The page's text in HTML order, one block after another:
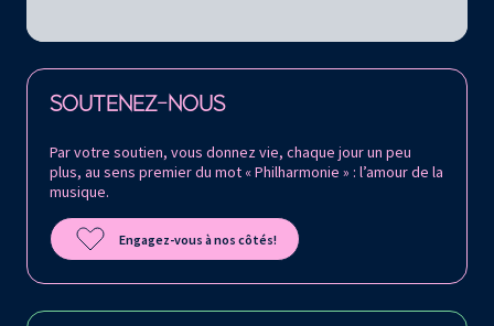
SOUTENEZ-NOUS
Par votre soutien, vous donnez vie, chaque jour un peu
plus, au sens premier du mot « Philharmonie » : l’amour de la
musique.
Engagez-vous à nos côtés!
Retrouvez la Philharmonie de Paris sur